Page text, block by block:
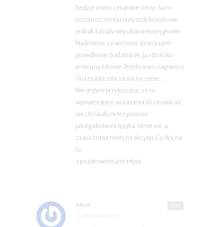
bedzie zrobic cesarskie ciecie. Sa to
przypuszczenia i statystyki ksiazkowe
jednak zasialy niepokoj w mojej glowie.
Nadmienie ze ulozenie dziecka jest
prawidlowe, badania ok, ja i dziecko
jestesmy zdrowe. Przebywam zagranica
i tu cesarke robi sie na zyczenie…
Nie jestem przekonana, ze to
wystarczajace wskazania do cesarki ale
nie chcialabym tez ponosic
jakiegokolwiek ryzyka. lamie sie, a
czasu coraz mniej na decyzje.Co Wy na
to.
z pozdrowieniami edyta
ANIA